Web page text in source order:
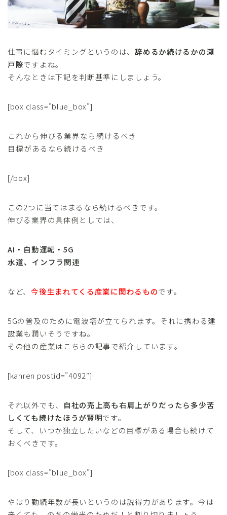
仕事に悩むタイミングというのは、辞めるか続けるかの瀬
戸際ですよね。
そんなときは下記を判断基準にしましょう。
[box class=”blue_box”]
これから伸びる業界なら続けるべき
目標があるなら続けるべき
[/box]
この2つに当てはまるなら続けるべきです。
伸びる業界の具体例としては、
AI・自動運転・5G
水道、インフラ関連
など、今後生まれてくる産業に関わるものです。
5Gの普及のために電波塔が立てられます。それに携わる建
設業も潤いそうですね。
その他の産業はこちらの記事で紹介しています。
[kanren postid=”4092″]
それ以外でも、 自社の売上高も右肩上がりだったら多少苦
しくても続けたほうが賢明です。
そして、いつか独立したいなどの目標がある場合も続けて
おくべきです。
[box class=”blue_box”]
やはり勤続年数が長いというのは説得力があります。今は